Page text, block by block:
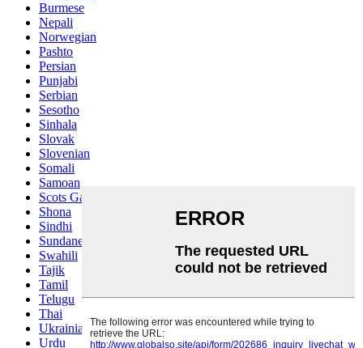
Burmese
Nepali
Norwegian
Pashto
Persian
Punjabi
Serbian
Sesotho
Sinhala
Slovak
Slovenian
Somali
Samoan
Scots Gaelic
Shona
Sindhi
Sundanese
Swahili
Tajik
Tamil
Telugu
Thai
Ukrainian
Urdu